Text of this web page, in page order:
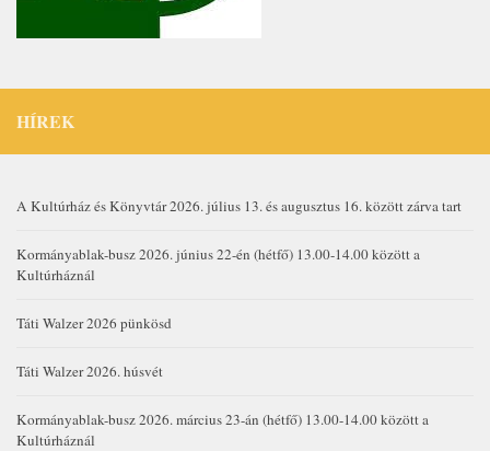
HÍREK
A Kultúrház és Könyvtár 2026. július 13. és augusztus 16. között zárva tart
Kormányablak-busz 2026. június 22-én (hétfő) 13.00-14.00 között a
Kultúrháznál
Táti Walzer 2026 pünkösd
Táti Walzer 2026. húsvét
Kormányablak-busz 2026. március 23-án (hétfő) 13.00-14.00 között a
Kultúrháznál